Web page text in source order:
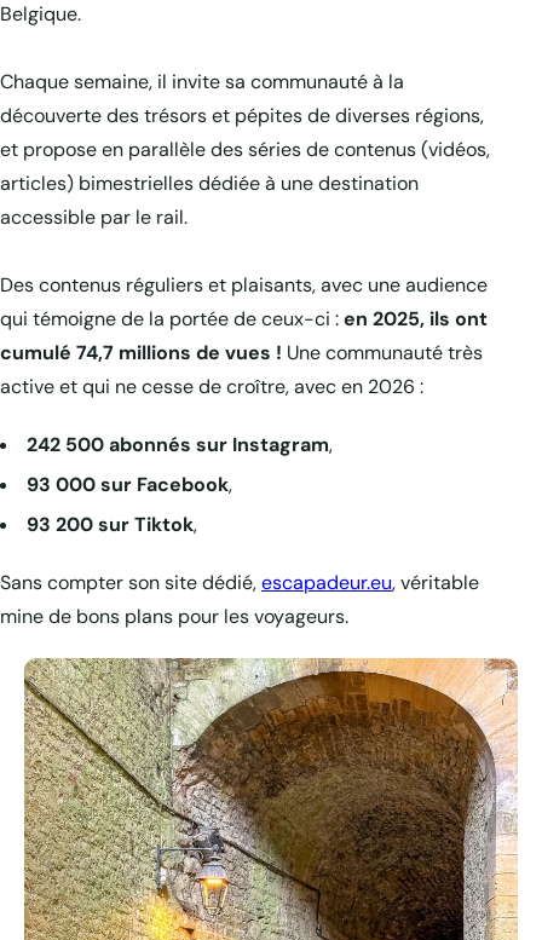
Belgique.
Chaque semaine, il invite sa communauté à la
découverte des trésors et pépites de diverses régions,
et propose en parallèle des séries de contenus (vidéos,
articles) bimestrielles dédiée à une destination
accessible par le rail.
Des contenus réguliers et plaisants, avec une audience
qui témoigne de la portée de ceux-ci :en 2025, ils ont
cumulé 74,7 millions de vues ! Une communauté très
active et qui ne cesse de croître, avec en 2026 :
242 500 abonnés sur Instagram,
93 000sur Facebook,
93 200sur Tiktok,
Sans compter son site dédié,escapadeur.eu, véritable
mine de bons plans pour les voyageurs.